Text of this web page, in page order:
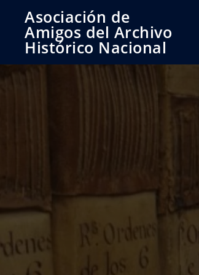
contenido
Asociación de
Amigos del Archivo
Histórico Nacional